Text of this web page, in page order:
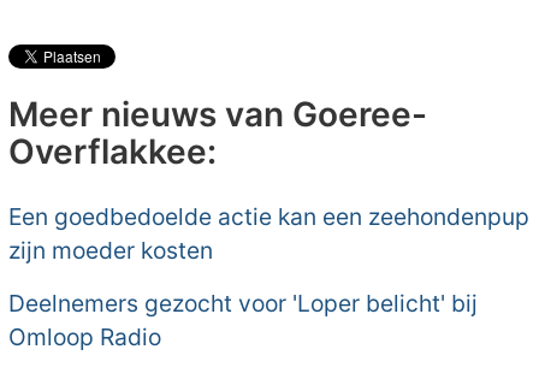
Meer nieuws van Goeree-
Overflakkee:
Een goedbedoelde actie kan een zeehondenpup
zijn moeder kosten
Deelnemers gezocht voor 'Loper belicht' bij
Omloop Radio